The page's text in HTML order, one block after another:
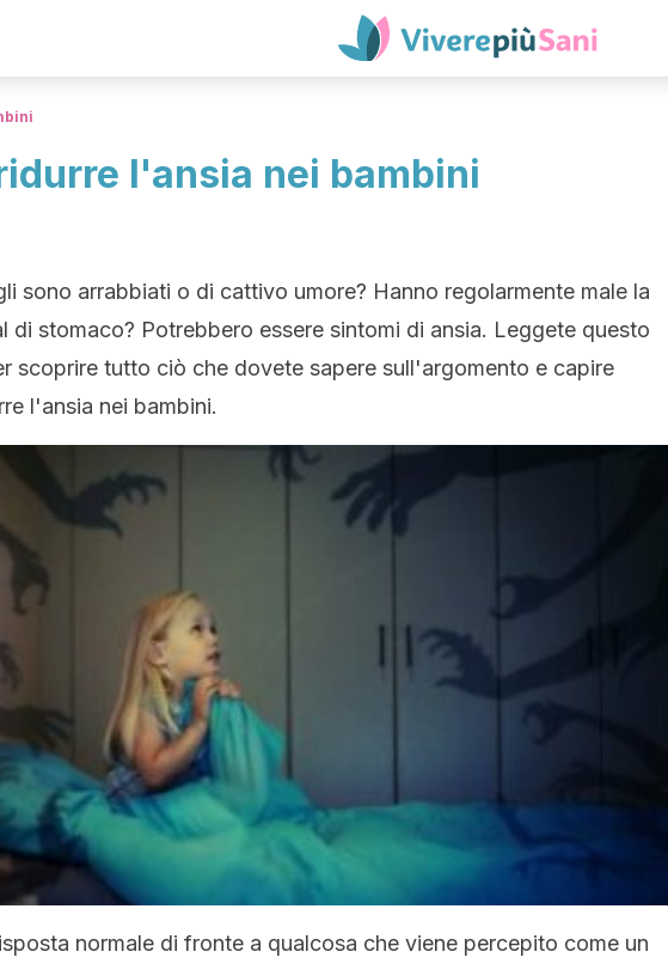
l'ansia nei bambini
sono arrabbiati o di cattivo umore? Hanno regolarmente male la
di stomaco? Potrebbero essere sintomi di ansia. Leggete questo
scoprire tutto ciò che dovete sapere sull'argomento e capire
l'ansia nei bambini.
normale di fronte a qualcosa che viene percepito come un